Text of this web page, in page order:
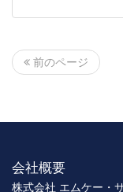
前のページ
会社概要
株式会社 エムケー・